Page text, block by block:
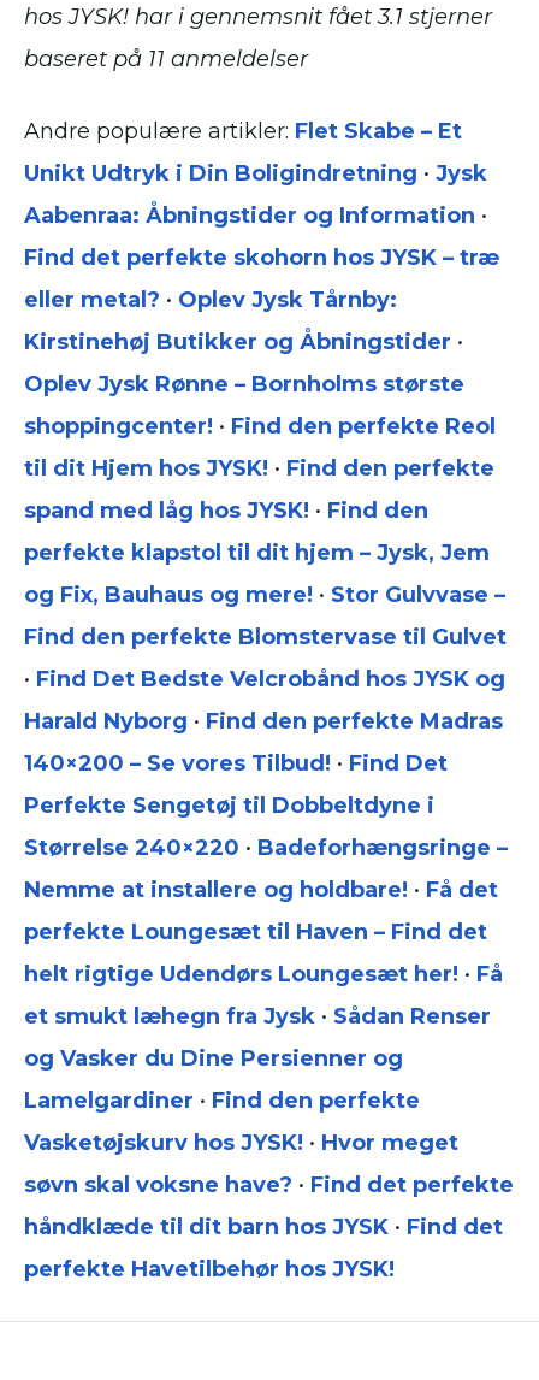
hos JYSK! har i gennemsnit fået3.1 stjerner
baseret på 11 anmeldelser
Andre populære artikler: Flet Skabe – Et
Unikt Udtryk i Din Boligindretning • Jysk
Aabenraa: Åbningstider og Information •
Find det perfekte skohorn hos JYSK – træ
eller metal? • Oplev Jysk Tårnby:
Kirstinehøj Butikker og Åbningstider •
Oplev Jysk Rønne – Bornholms største
shoppingcenter! • Find den perfekte Reol
til dit Hjem hos JYSK! • Find den perfekte
spand med låg hos JYSK! • Find den
perfekte klapstol til dit hjem – Jysk, Jem
og Fix, Bauhaus og mere! • Stor Gulvvase –
Find den perfekte Blomstervase til Gulvet
• Find Det Bedste Velcrobånd hos JYSK og
Harald Nyborg • Find den perfekte Madras
140×200 – Se vores Tilbud! • Find Det
Perfekte Sengetøj til Dobbeltdyne i
Størrelse 240×220 • Badeforhængsringe –
Nemme at installere og holdbare! • Få det
perfekte Loungesæt til Haven – Find det
helt rigtige Udendørs Loungesæt her! • Få
et smukt læhegn fra Jysk • Sådan Renser
og Vasker du Dine Persienner og
Lamelgardiner • Find den perfekte
Vasketøjskurv hos JYSK! • Hvor meget
søvn skal voksne have? • Find det perfekte
håndklæde til dit barn hos JYSK • Find det
perfekte Havetilbehør hos JYSK!